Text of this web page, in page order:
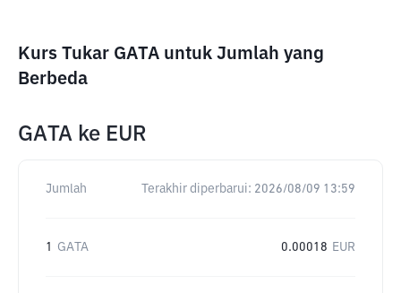
Kurs Tukar GATA untuk Jumlah yang
Berbeda
GATA ke EUR
Jumlah Terakhir diperbarui: 2026/08/09 13:59
1 GATA 0.00018 EUR